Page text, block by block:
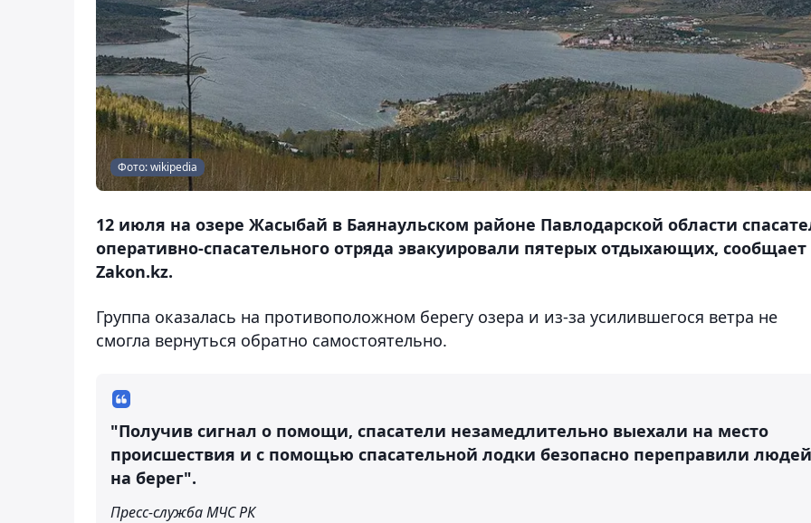
Фото: wikipedia
12 июля на озере Жасыбай в Баянаульском районе Павлодарской области
оперативно-спасательного отряда эвакуировали пятерых отдыхающих, сообщает
Zakon.kz.
Группа оказалась на противоположном берегу озера и из-за усилившегося ветра не
смогла вернуться обратно самостоятельно.
"Получив сигнал о помощи, спасатели незамедлительно выехали на место
происшествия и с помощью спасательной лодки безопасно переправили людей
на берег".
Пресс-служба МЧС РК